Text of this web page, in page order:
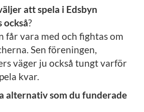
att spela i Edsbyn
?
får vara med och fightas om
Sen föreningen,
väger ju också tungt varför
kvar.
alternativ som du funderade